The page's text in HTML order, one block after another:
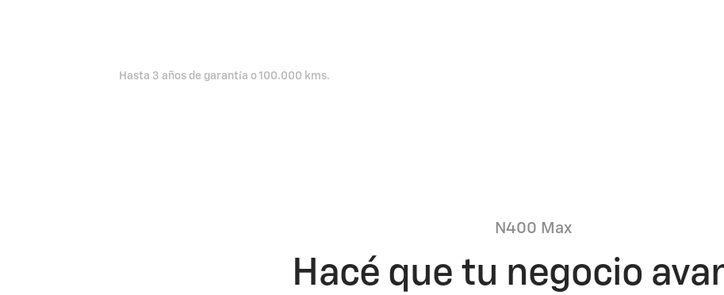
Hasta 3 años de garantía o 100.000 kms.
N400 Max
Hacé que tu negocio